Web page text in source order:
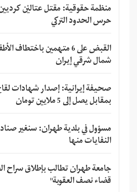
منظمة حقوقية: مقتل عتاليْن
حرس الحدود التركي
القبض على 6 متهمين
شمال شرقي إيران
صحيفة إيرانية: إصدار شهادات
بمقابل يصل إلى 5 ملايين تومان
مسؤول في بلدية طهران: سنغير
النفايات منها
جامعة طهران تطالب بإطلاق سراح
قضاء نصف العقوبة"